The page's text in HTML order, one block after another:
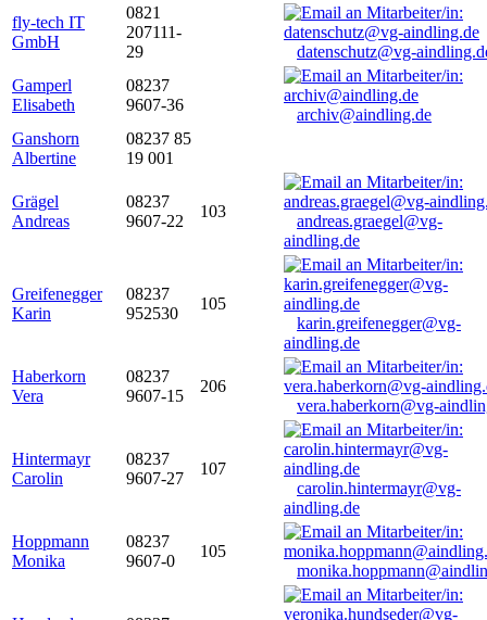
fly-tech IT
GmbH
0821
207111-
29
datenschutz@vg-
Gamperl
Elisabeth
08237
9607-36
archiv@aindling.de
Ganshorn
Albertine
08237 85
19 001
Grägel
Andreas
08237
9607-22
103
andreas.graegel@vg-
aindling.de
Greifenegger
Karin
08237
952530
105
karin.greifenegger@vg-
aindling.de
Haberkorn
Vera
08237
9607-15
206
vera.haberkorn@vg-
Hintermayr
Carolin
08237
9607-27
107
carolin.hintermayr@vg-
aindling.de
Hoppmann
Monika
08237
9607-0
105